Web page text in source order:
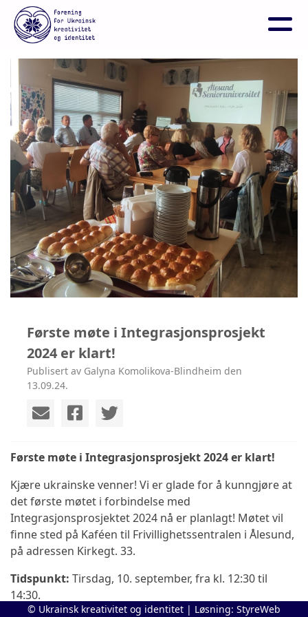
Første møte i Integrasjonsprosjekt
2024 er klart!
Publisert av Galyna Komolikova-Blindheim den
13.09.24.
Første møte i Integrasjonsprosjekt 2024 er klart!
Kjære ukrainske venner! Vi er glade for å kunngjøre at
det første møtet i forbindelse med
Integrasjonsprosjektet 2024 nå er planlagt! Møtet vil
finne sted på Kaféen til Frivillighetssentralen i Ålesund,
på adressen Kirkegt. 33.
Tidspunkt: Tirsdag, 10. september, fra kl. 12:30 til
14:30.
© Ukrainsk kreativitet og identitet | Løsning: StyreWeb